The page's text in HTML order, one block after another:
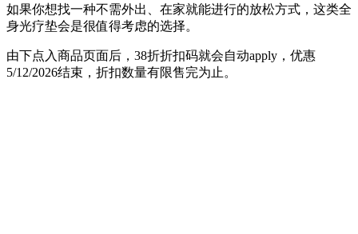
如果你想找一种不需外出、在家就能进行的放松方式，这类全
身光疗垫会是很值得考虑的选择。
由下点入商品页面后，38折折扣码就会自动apply，优惠
5/12/2026结束，折扣数量有限售完为止。